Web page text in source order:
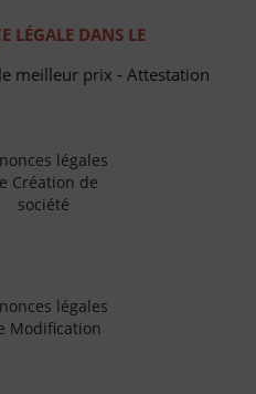
LÉGALE DANS LE
meilleur prix - Attestation
légales
Création de
société
légales
Modification